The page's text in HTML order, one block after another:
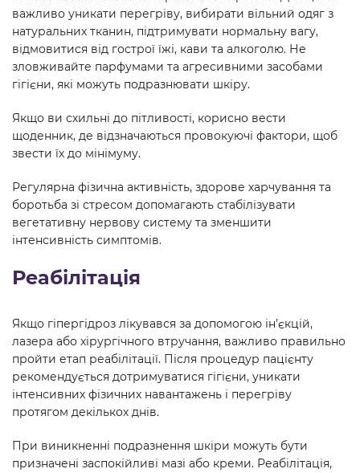
важливо уникати перегріву, вибирати вільний одяг з
натуральних тканин, підтримувати нормальну вагу,
відмовитися від гострої їжі, кави та алкоголю. Не
зловживайте парфумами та агресивними засобами
гігієни, які можуть подразнювати шкіру.
Якщо ви схильні до пітливості, корисно вести
щоденник, де відзначаються провокуючі фактори, щоб
звести їх до мінімуму.
Регулярна фізична активність, здорове харчування та
боротьба зі стресом допомагають стабілізувати
вегетативну нервову систему та зменшити
інтенсивність симптомів.
Реабілітація
Якщо гіпергідроз лікувався за допомогою ін’єкцій,
лазера або хірургічного втручання, важливо правильно
пройти етап реабілітації. Після процедур пацієнту
рекомендується дотримуватися гігієни, уникати
інтенсивних фізичних навантажень і перегріву
протягом декількох днів.
При виникненні подразнення шкіри можуть бути
призначені заспокійливі мазі або креми. Реабілітація,